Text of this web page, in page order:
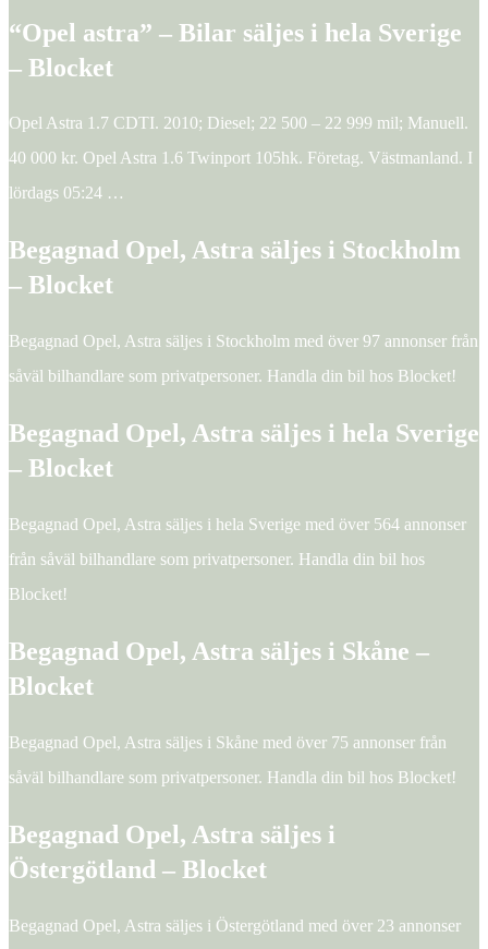
“Opel astra” – Bilar säljes i hela Sverige
– Blocket
Opel Astra 1.7 CDTI. 2010; Diesel; 22 500 – 22 999 mil; Manuell.
40 000 kr. Opel Astra 1.6 Twinport 105hk. Företag. Västmanland. I
lördags 05:24 …
Begagnad Opel, Astra säljes i Stockholm
– Blocket
Begagnad Opel, Astra säljes i Stockholm med över 97 annonser från
såväl bilhandlare som privatpersoner. Handla din bil hos Blocket!
Begagnad Opel, Astra säljes i hela Sverige
– Blocket
Begagnad Opel, Astra säljes i hela Sverige med över 564 annonser
från såväl bilhandlare som privatpersoner. Handla din bil hos
Blocket!
Begagnad Opel, Astra säljes i Skåne –
Blocket
Begagnad Opel, Astra säljes i Skåne med över 75 annonser från
såväl bilhandlare som privatpersoner. Handla din bil hos Blocket!
Begagnad Opel, Astra säljes i
Östergötland – Blocket
Begagnad Opel, Astra säljes i Östergötland med över 23 annonser